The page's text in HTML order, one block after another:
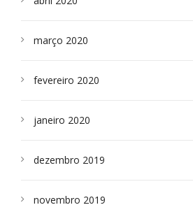
março 2020
fevereiro 2020
janeiro 2020
dezembro 2019
novembro 2019